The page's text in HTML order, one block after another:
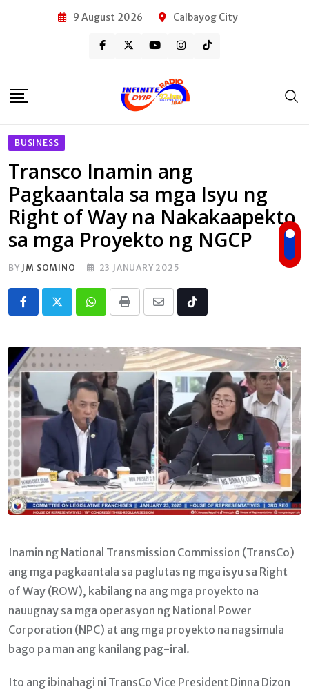
9 August 2026 Calbayog City
BUSINESS
Transco Inamin ang
Pagkaantala sa mga Isyu ng
Right of Way na Nakakaapekto
sa mga Proyekto ng NGCP
BY JM SOMINO 23 JANUARY 2025
Whatsapp
Print
Share
Email
Tiktok
Inamin ng National Transmission Commission (TransCo)
ang mga pagkaantala sa paglutas ng mga isyu sa Right
of Way (ROW), kabilang na ang mga proyekto na
nauugnay sa mga operasyon ng National Power
Corporation (NPC) at ang mga proyekto na nagsimula
bago pa man ang kanilang pag-iral.
Ito ang ibinahagi ni TransCo Vice President Dinna Dizon